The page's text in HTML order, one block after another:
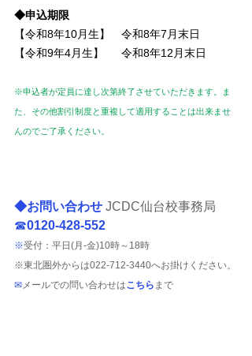
◆申込期限
【令和8年10月生】　令和8年7月末日
【令和9年4月生】　  令和8年12月末日
※申込者が定員に達し次第終了させていただきます。ま
た、その他割引制度と重複して適用することは出来ませ
んのでご了承ください。
◆お問い合わせ JCDC仙台校事務局
☎0120-428-552
※受付：平日(月‐金)10時～18時
※東北圏外からは022-712-3440へお掛けください。
✉メールでの問い合わせはこちら まで